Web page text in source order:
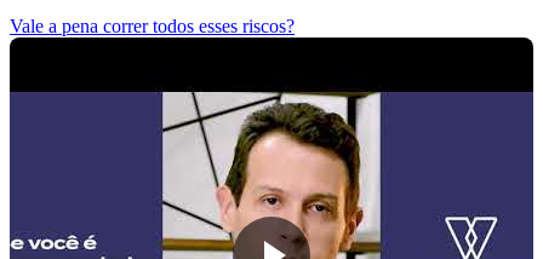
Vale a pena correr todos esses riscos?